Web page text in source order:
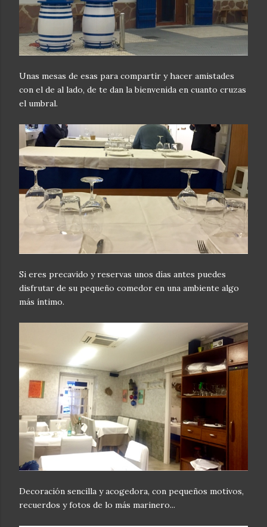
Unas mesas de esas para compartir y hacer amistades
con el de al lado, de te dan la bienvenida en cuanto cruzas
el umbral.
Si eres precavido y reservas unos días antes puedes
disfrutar de su pequeño comedor en una ambiente algo
más íntimo.
Decoración sencilla y acogedora, con pequeños motivos,
recuerdos y fotos de lo más marinero...